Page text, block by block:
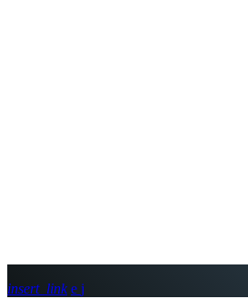
insert_link